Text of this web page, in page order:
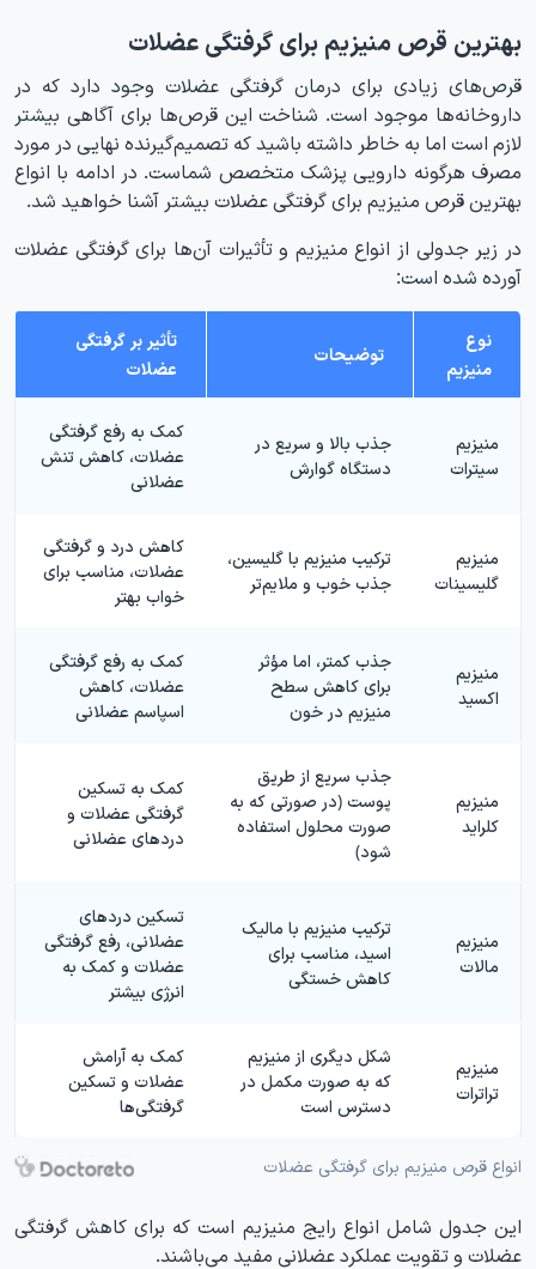
بهترین قرص منیزیم برای گرفتگی عضلات
قرص‌های زیادی برای درمان گرفتگی عضلات وجود دارد که در
داروخانه‌ها موجود است. شناخت این قرص‌ها برای آگاهی بیشتر
لازم است اما به خاطر داشته باشید که تصمیم‌گیرنده نهایی در مورد
مصرف هرگونه دارویی پزشک متخصص شماست. در ادامه با انواع
بهترین قرص منیزیم برای گرفتگی عضلات بیشتر آشنا خواهید شد.
در زیر جدولی از انواع منیزیم و تأثیرات آن‌ها برای گرفتگی عضلات
آورده شده است:
نوع
منیزیم
توضیحات
تأثیر بر گرفتگی
عضلات
منیزیم
سیترات
جذب بالا و سریع در
دستگاه گوارش
کمک به رفع گرفتگی
عضلات، کاهش تنش
عضلانی
منیزیم
گلیسینات
ترکیب منیزیم با گلیسین،
جذب خوب و ملایم‌تر
کاهش درد و گرفتگی
عضلات، مناسب برای
خواب بهتر
منیزیم
اکسید
جذب کمتر، اما مؤثر
برای کاهش سطح
منیزیم در خون
کمک به رفع گرفتگی
عضلات، کاهش
اسپاسم عضلانی
منیزیم
کلراید
جذب سریع از طریق
پوست (در صورتی که به
صورت محلول استفاده
شود)
کمک به تسکین
گرفتگی عضلات و
دردهای عضلانی
منیزیم
مالات
ترکیب منیزیم با مالیک
اسید، مناسب برای
کاهش خستگی
تسکین دردهای
عضلانی، رفع گرفتگی
عضلات و کمک به
انرژی بیشتر
منیزیم
تراترات
شکل دیگری از منیزیم
که به صورت مکمل در
دسترس است
کمک به آرامش
عضلات و تسکین
گرفتگی‌ها
انواع قرص منیزیم برای گرفتگی عضلات
این جدول شامل انواع رایج منیزیم است که برای کاهش گرفتگی
عضلات و تقویت عملکرد عضلانی مفید می‌باشند.